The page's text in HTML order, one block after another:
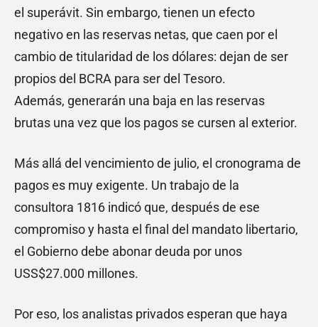
el superávit. Sin embargo, tienen un efecto
negativo en las reservas netas, que caen por el
cambio de titularidad de los dólares: dejan de ser
propios del BCRA para ser del Tesoro.
Además, generarán una baja en las reservas
brutas una vez que los pagos se cursen al exterior.
Más allá del vencimiento de julio, el cronograma de
pagos es muy exigente. Un trabajo de la
consultora 1816 indicó que, después de ese
compromiso y hasta el final del mandato libertario,
el Gobierno debe abonar deuda por unos
USS$27.000 millones.
Por eso, los analistas privados esperan que haya